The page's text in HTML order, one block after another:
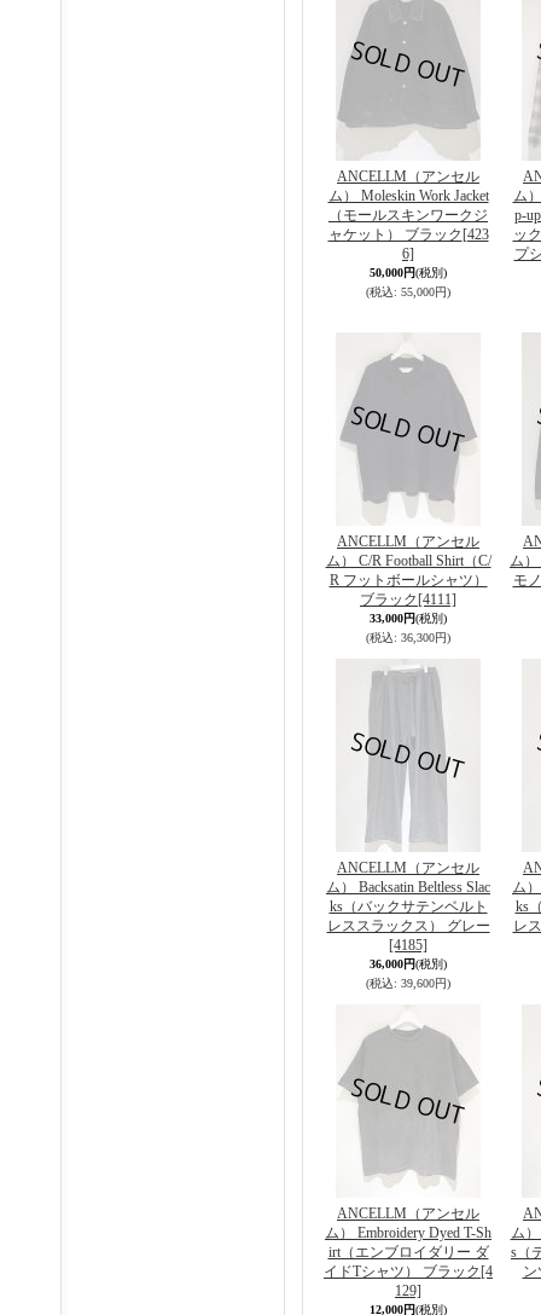
ANCELLM（アンセル
ム） Moleskin Work Jacket
（モールスキンワークジ
ャケット） ブラック [423
6]
50,000円(税別)
(税込: 55,000円)
ム
p-
ッ
プ
ANCELLM（アンセル
ム） C/R Football Shirt（C/
R フットボールシャツ）
ブラック [4111]
33,000円(税別)
(税込: 36,300円)
ム）
モ
ANCELLM（アンセル
ム） Backsatin Beltless Slac
ks（バックサテンベルト
レススラックス） グレー
[4185]
36,000円(税別)
(税込: 39,600円)
ム）
ks
レ
ANCELLM（アンセル
ム） Embroidery Dyed T-Sh
irt（エンブロイダリー ダ
イドTシャツ） ブラック [4
129]
12,000円(税別)
ム）
s（
ン